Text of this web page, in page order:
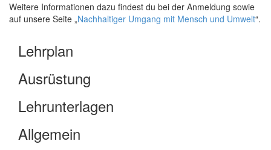
Weitere Informationen dazu findest du bei der Anmeldung sowie
auf unsere Seite „Nachhaltiger Umgang mit Mensch und Umwelt“.
Lehrplan
Ausrüstung
Lehrunterlagen
Allgemein